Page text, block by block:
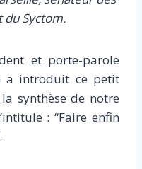
du Syctom.
et porte-parole
a introduit ce petit
synthèse de notre
: “Faire enfin